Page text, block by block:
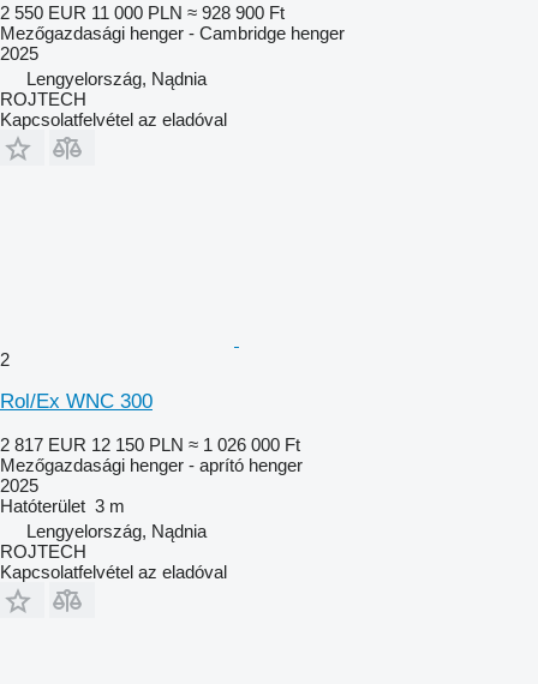
2 550 EUR 11 000 PLN ≈ 928 900 Ft
Mezőgazdasági henger - Cambridge henger
2025
Lengyelország, Nądnia
ROJTECH
Kapcsolatfelvétel az eladóval
2
Rol/Ex WNC 300
2 817 EUR 12 150 PLN ≈ 1 026 000 Ft
Mezőgazdasági henger - aprító henger
2025
Hatóterület 3 m
Lengyelország, Nądnia
ROJTECH
Kapcsolatfelvétel az eladóval